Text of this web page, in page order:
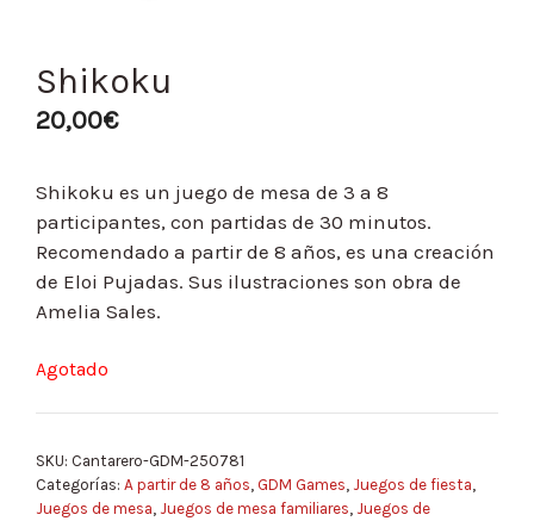
Shikoku
20,00€
Shikoku es un juego de mesa de 3 a 8
participantes, con partidas de 30 minutos.
Recomendado a partir de 8 años, es una creación
de Eloi Pujadas. Sus ilustraciones son obra de
Amelia Sales.
Agotado
SKU: Cantarero-GDM-250781
Categorías: A partir de 8 años GDM Games Juegos de fiesta
Juegos de mesa Juegos de mesa familiares Juegos de